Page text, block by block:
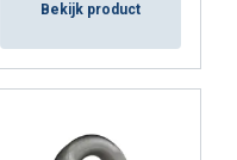
Bekijk product